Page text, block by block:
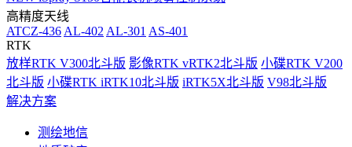
高精度天线
ATCZ-436 AL-402 AL-301 AS-401
RTK
放样RTK V300北斗版 影像RTK vRTK2北斗版 小碟RTK V200
北斗版 小碟RTK iRTK10北斗版 iRTK5X北斗版 V98北斗版
解决方案
测绘地信